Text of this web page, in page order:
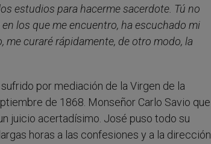
estudios para hacerme sacerdote. Tú no
los que me encuentro, ha escuchado mi
curaré rápidamente, de otro modo, la
por mediación de la Virgen de la
de 1868. Monseñor Carlo Savio que
juicio acertadísimo. José puso todo su
horas a las confesiones y a la dirección